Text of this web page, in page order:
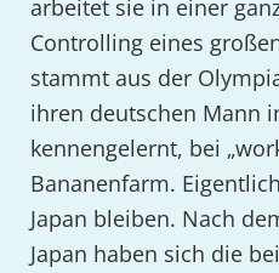
arbeitet sie in einer
Controlling eines
stammt aus der
ihren deutschen Mann
kennengelernt, bei
Bananenfarm.
Japan bleiben. Nach
Japan haben sich die